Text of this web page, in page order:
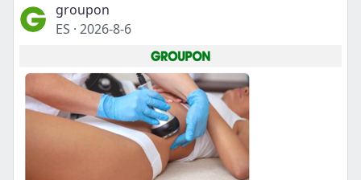
groupon
ES · 2026-8-6